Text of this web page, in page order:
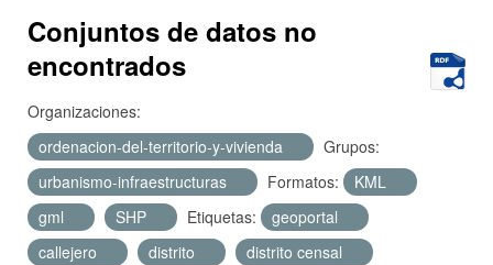
Acerca de
Conjuntos de datos no
encontrados
Organizaciones:
ordenacion-del-territorio-y-vivienda
Grupos:
urbanismo-infraestructuras
Formatos:
KML
gml
SHP Etiquetas:
geoportal
callejero
distrito
distrito censal